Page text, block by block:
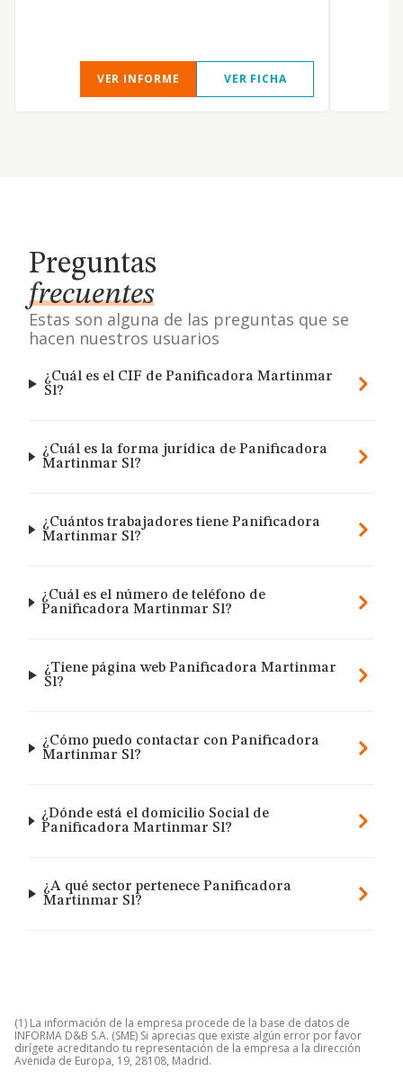
VER INFORME VER FICHA
Preguntas
frecuentes
Estas son alguna de las preguntas que se
hacen nuestros usuarios
¿Cuál es el CIF de Panificadora Martinmar
Sl?
¿Cuál es la forma jurídica de Panificadora
Martinmar Sl?
¿Cuántos trabajadores tiene Panificadora
Martinmar Sl?
¿Cuál es el número de teléfono de
Panificadora Martinmar Sl?
¿Tiene página web Panificadora Martinmar
Sl?
¿Cómo puedo contactar con Panificadora
Martinmar Sl?
¿Dónde está el domicilio Social de
Panificadora Martinmar Sl?
¿A qué sector pertenece Panificadora
Martinmar Sl?
(1) La información de la empresa procede de la base de datos de
INFORMA D&B S.A. (SME) Si aprecias que existe algún error por favor
dirígete acreditando tu representación de la empresa a la dirección
Avenida de Europa, 19, 28108, Madrid.